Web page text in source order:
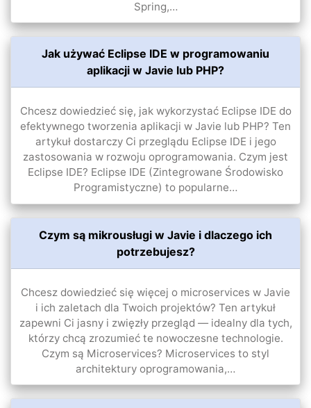
Spring,…
Jak używać Eclipse IDE w programowaniu
aplikacji w Javie lub PHP?
Chcesz dowiedzieć się, jak wykorzystać Eclipse IDE do
efektywnego tworzenia aplikacji w Javie lub PHP? Ten
artykuł dostarczy Ci przeglądu Eclipse IDE i jego
zastosowania w rozwoju oprogramowania. Czym jest
Eclipse IDE? Eclipse IDE (Zintegrowane Środowisko
Programistyczne) to popularne…
Czym są mikrousługi w Javie i dlaczego ich
potrzebujesz?
Chcesz dowiedzieć się więcej o microservices w Javie
i ich zaletach dla Twoich projektów? Ten artykuł
zapewni Ci jasny i zwięzły przegląd — idealny dla tych,
którzy chcą zrozumieć te nowoczesne technologie.
Czym są Microservices? Microservices to styl
architektury oprogramowania,…